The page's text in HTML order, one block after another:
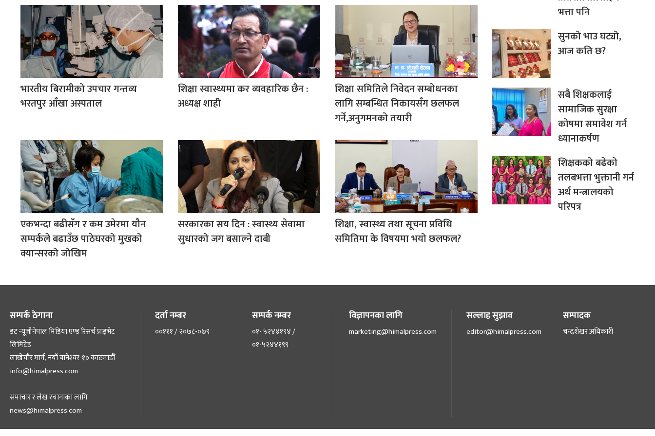
भारतीय बिरामीको उपचार गन्तव्य
भरतपुर आँखा अस्पताल
शिक्षा स्वास्थ्यमा कर व्यवहारिक छैन :
अध्यक्ष शाही
शिक्षा समितिले निवेदन सम्बोधनका
लागि सम्बन्धित निकायसँग छलफल
गर्ने,अनुगमनको तयारी
एकभन्दा बढीसँग र कम उमेरमा यौन
सम्पर्कले बढाउँछ पाठेघरको मुखको
क्यान्सरको जोखिम
सरकारका सय दिन : स्वास्थ्य सेवामा
सुधारको जग बसाल्ने दाबी
शिक्षा, स्वास्थ्य तथा सूचना प्रविधि
समितिमा के विषयमा भयो छलफल?
भत्ता पनि
सुनको भाउ घट्यो,
आज कति छ?
सबै शिक्षकलाई
सामाजिक सुरक्षा
कोषमा समावेश गर्न
ध्यानाकर्षण
शिक्षकको बढेको
तलबभत्ता भुक्तानी गर्न
अर्थ मन्त्रालयको
परिपत्र
सम्पर्क ठेगाना
डट न्यूजीनेपाल मिडिया एण्ड रिसर्च प्राइभेट
लिमिटेड
लाखेचौर मार्ग, नयाँ बानेश्‍वर-१० काठमाडौँ
info@himalpress.com
समाचार र लेख रचानाका लागि
news@himalpress.com
दर्ता नम्बर
००१११ / २०७८-०७९
सम्पर्क नम्बर
०१- ५२४४१९४ /
०१-५२४४१९९
विज्ञापनका लागि
marketing@himalpress.com
सल्लाह सुझाव
editor@himalpress.com
सम्पादक
चन्द्रशेखर अधिकारी